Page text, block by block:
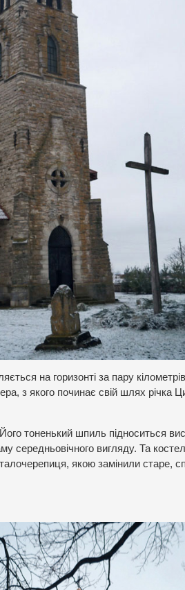
на горизонті за пару
з якого починає свій шлях річка
тоненький шпиль підноситься
середньовічного вигляду. Та
якою замінили старе,